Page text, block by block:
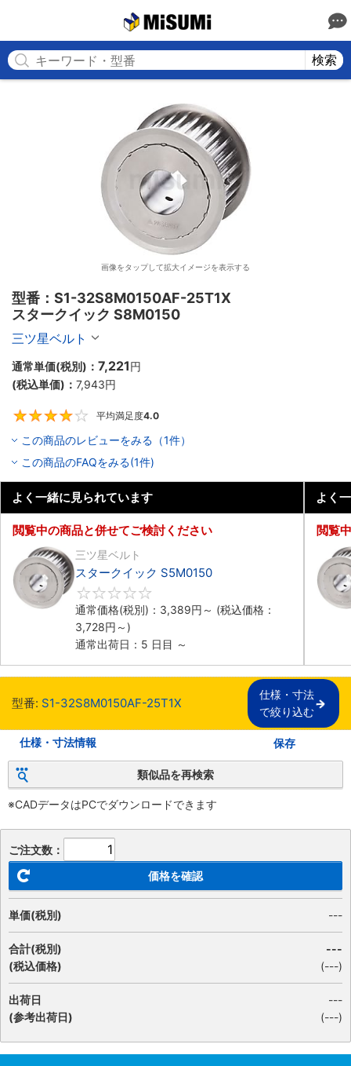
検索
画像をタップして拡大イメージを表示する
型番：S1-32S8M0150AF-25T1X
スタークイック S8M0150
三ツ星ベルト
通常単価(税別)： 7,221円
(税込単価)： 7,943円
平均満足度4.0
この商品のレビューをみる（1件）
この商品のFAQをみる(1件)
よく一緒に見られています
閲覧中の商品と併せてご検討ください
三ツ星ベルト
スタークイック S5M0150
通常価格(税別)： 3,389円 ～ (税込価格：
3,728円 ～)
通常出荷日：5 日目 ～
よく
閲覧
型番: S1-32S8M0150AF-25T1X
仕様・寸法
で絞り込む
仕様・寸法情報 保存
類似品を再検索
※CADデータはPCでダウンロードできます
ご注文数：
価格を確認
単価(税別) ---
合計(税別)
(税込価格)
---
(---)
出荷日
(参考出荷日)
---
(---)